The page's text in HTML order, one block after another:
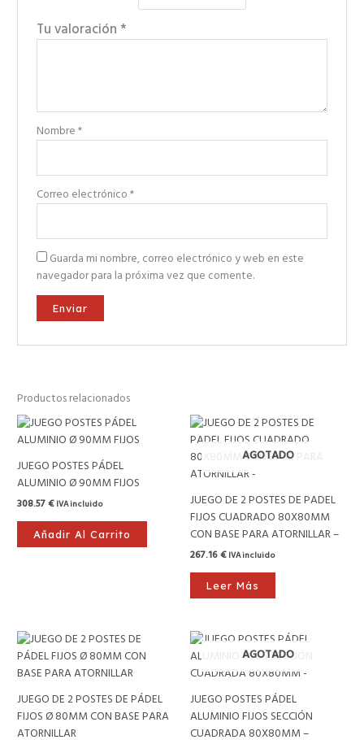
Tu valoración*
Nombre*
Correo electrónico*
Guarda mi nombre, correo electrónico y web en este
navegador para la próxima vez que comente.
Productos relacionados
JUEGO POSTES PÁDEL
ALUMINIO Ø 90MM FIJOS
308.57€ IVA incluido
Añadir Al Carrito
AGOTADO
JUEGO DE 2 POSTES DE PADEL
FIJOS CUADRADO 80X80MM
CON BASE PARA ATORNILLAR –
267.16€ IVA incluido
Leer Más
JUEGO DE 2 POSTES DE PÁDEL
FIJOS Ø 80MM CON BASE PARA
ATORNILLAR
AGOTADO
JUEGO POSTES PÁDEL
ALUMINIO FIJOS SECCIÓN
CUADRADA 80X80MM –